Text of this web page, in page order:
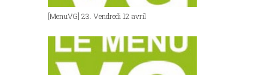
[MenuVG] 23. Vendredi 12 avril